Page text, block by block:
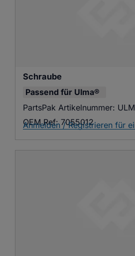
Schraube
Passend für Ulma®
PartsPak Artikelnummer:
OEM Ref: 7055012
Anmelden / Registrieren für